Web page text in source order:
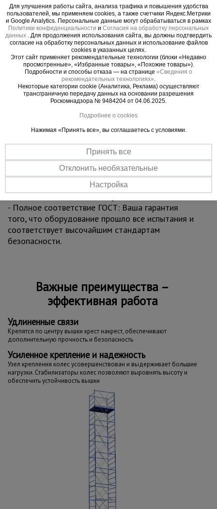
влаги, не скользит и не прогибается. Это ваша
уверенность под ногами.
- Увеличенная грузоподъемность 250 кг:
Позволяет безопасно работать с инструментом,
материалами и вдвоем на секции без малейшего
риска.
4. Долговечность, которая бросает вызов
времени
- Турецкое порошковое покрытие Picante Boya:
Эстетичный и исключительно стойкий барьер
против царапин, УФ-излучения и агрессивных
сред. Конструкция сохраняет профессиональный
5. Эффективность, экономящая ваше время
- Простая сборка без инструментов: Интуитивная
система «труба в трубу» и надежные флажковые
замки позволяют собрать вышку силами одного
человека за считанные минуты.
- Полное соответствие ГОСТ: Ваша гарантия
того, что оборудование прошло все испытания и
соответствует высочайшим стандартам
безопасности.
Важные преимущества –
эффективная работа
Удлиненные связи
Крепятся по центру вышки крест накрест, обеспечивают
дополнительную прочность и безопасность
Усиленное крепление и надежность
Узел крепления колес усовершенствован и выдерживает большие
нагрузки. Стабилизаторы колес позволяют выровнять высоту и
обеспечить устойчивость вышки
Для улучшения работы сайта, анализа трафика и повышения удобства
пользователей, мы применяем cookies, а также счетчики Яндекс.Метрики
и Google Analytics. Персональные данные могут обрабатываться в рамках
Политики конфиденциальности и Согласия на обработку персональных
данных
. Для продолжения использования сайта, вы должны подтвердить
согласие на обработку персональных данных и использование файлов
cookies в указанных целях.
Этот сайт применяет рекомендательные технологии (блоки «Недавно
просмотренные», «Избранные товары», «Похожие товары»).
Подробности и способы отказа — на странице «Сведения о
рекомендательных технологиях»
Некоторые категории cookie (Аналитика, Реклама) осуществляют
трансграничную передачу данных на основании разрешения
Роскомнадзора № 9484204 от 04.06.2025.
Подробнее о cookies
Нажимая «Принять все», вы соглашаетесь с условиями.
Принять все
Отклонить необязательные
Настройка